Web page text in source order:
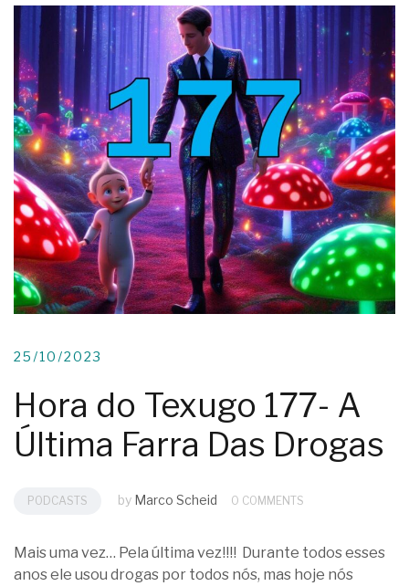
25/10/2023
Hora do Texugo 177- A
Última Farra Das Drogas
PODCASTS by Marco Scheid 0 COMMENTS
Mais uma vez… Pela última vez!!!! Durante todos esses
anos ele usou drogas por todos nós, mas hoje nós